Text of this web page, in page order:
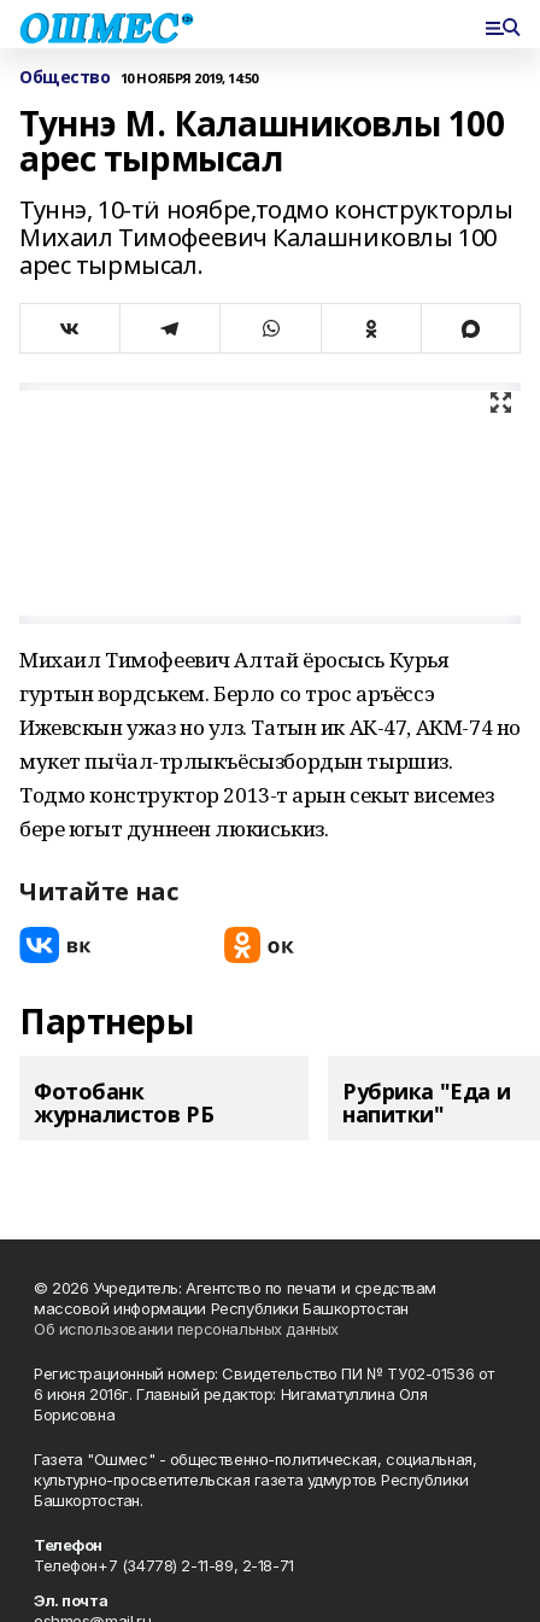
Общество 10 НОЯБРЯ 2019, 14:50
Туннэ М. Калашниковлы 100
арес тырмысал
Туннэ, 10-тӥ ноябре,тодмо конструкторлы
Михаил Тимофеевич Калашниковлы 100
арес тырмысал.
Михаил Тимофеевич Алтай ёросысь Курья
гуртын вордӥськем. Берло со трос аръёссэ
Ижевскын ужаз но улӥз. Татын ик АК-47, АКМ-74 но
мукет пыӵал-тӥрлыкъёсызбордын тыршиз.
Тодмо конструктор 2013-тӥ арын секыт висемез
бере югыт дуннеен люкиськиз.
Читайте нас
Партнеры
Фотобанк
журналистов РБ
Рубрика "Еда и
напитки"
© 2026 Учредитель: Агентство по печати и средствам
массовой информации Республики Башкортостан
Об использовании персональных данных
Регистрационный номер: Свидетельство ПИ № ТУ02-01536 от
6 июня 2016г. Главный редактор: Нигаматуллина Оля
Борисовна
Газета "Ошмес" - общественно-политическая, социальная,
культурно-просветительская газета удмуртов Республики
Башкортостан.
Телефон
Телефон+7 (34778) 2-11-89, 2-18-71
Эл. почта